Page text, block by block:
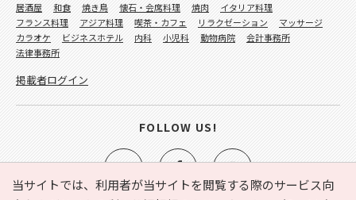
当サイトでは、利用者が当サイトを閲覧する際のサービス向
居酒屋 和食 焼き鳥 懐石・会席料理 焼肉
イタリア料理
フランス料理
アジア料理 喫茶・カフェ リラクゼーション
マッサージ
カラオケ
ビジネスホテル 内科 小児科 動物病院
会計事務所
法律事務所
掲載者ログイン
FOLLOW US!